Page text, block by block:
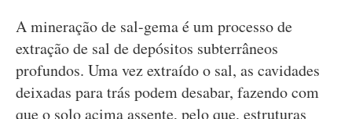
A mineração de sal-gema é um processo de
extração de sal de depósitos subterrâneos
profundos. Uma vez extraído o sal, as cavidades
deixadas para trás podem desabar, fazendo com
que o solo acima assente, pelo que, estruturas